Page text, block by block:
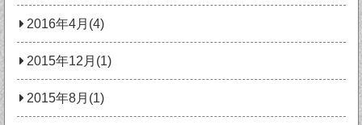
2016年4月(4)
2015年12月(1)
2015年8月(1)